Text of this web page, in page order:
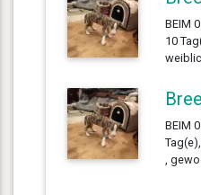
BEIM
10
BEIM
,